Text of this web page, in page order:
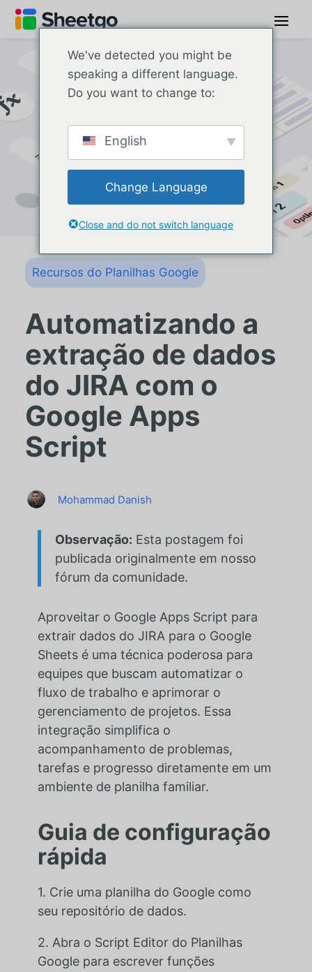
Recursos do Planilhas Google
Automatizando a
extração de dados
do JIRA com o
Google Apps
Script
Mohammad Danish
Observação: Esta postagem foi
publicada originalmente em nosso
fórum da comunidade.
Aproveitar o Google Apps Script para
extrair dados do JIRA para o Google
Sheets é uma técnica poderosa para
equipes que buscam automatizar o
fluxo de trabalho e aprimorar o
gerenciamento de projetos. Essa
integração simplifica o
acompanhamento de problemas,
tarefas e progresso diretamente em um
ambiente de planilha familiar.
Guia de configuração
rápida
1. Crie uma planilha do Google como
seu repositório de dados.
2. Abra o Script Editor do Planilhas
Google para escrever funções
We've detected you might be
speaking a different language.
Do you want to change to:
English
Change Language
Close and do not switch language